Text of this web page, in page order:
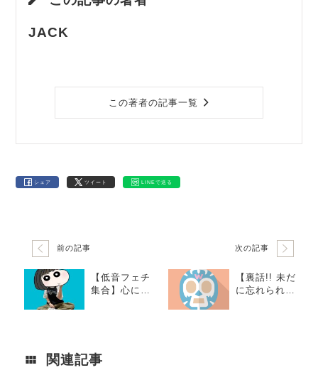
JACK
この著者の記事一覧
シェア ツイート LINEで送る
前の記事
【低音フェチ
集合】心に響
次の記事
【裏話!! 未だ
に忘れられな
関連記事